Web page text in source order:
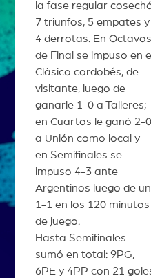
la fase regular
7 triunfos, 5 empates y
4 derrotas. En Octavos
de Final se impuso en el
Clásico cordobés, de
visitante, luego de
ganarle 1-0 a Talleres;
en Cuartos le ganó 2-0
a Unión como local y
en Semifinales se
impuso 4-3 ante
Argentinos luego de un
1-1 en los 120 minutos
de juego.
Hasta Semifinales
sumó en total: 9PG,
6PE y 4PP con 21